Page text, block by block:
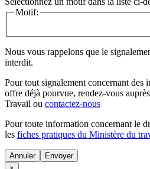
Motif:
Nous vous rappelons que le
interdit.
Pour tout signalement concernant des
offre déjà pourvue, rendez-vous
Travail ou contactez-nous
Pour toute information concernant le
les fiches pratiques du Ministère du
Annuler